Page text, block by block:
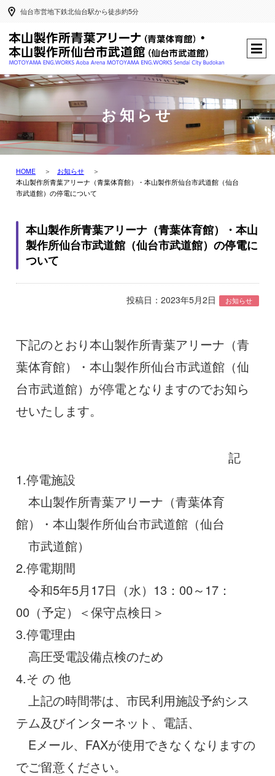
仙台市営地下鉄北仙台駅から徒歩約5分
お知らせ
HOME
お知らせ
本山製作所青葉アリーナ（青葉体育館）・本山製作所仙台市武道館（仙台
市武道館）の停電について
本山製作所青葉アリーナ（青葉体育館）・本山
製作所仙台市武道館（仙台市武道館）の停電に
ついて
投稿日：2023年5月2日 お知らせ
下記のとおり本山製作所青葉アリーナ（青
葉体育館）・本山製作所仙台市武道館（仙
台市武道館）が停電となりますのでお知ら
せいたします。
記
1.停電施設
本山製作所青葉アリーナ（青葉体育
館）・本山製作所仙台市武道館（仙台
市武道館）
2.停電期間
令和5年5月17日（水）13：00～17：
00（予定）＜保守点検日＞
3.停電理由
高圧受電設備点検のため
4.そ の 他
上記の時間帯は、市民利用施設予約シス
テム及びインターネット、電話、
Eメール、FAXが使用できなくなりますの
でご留意ください。